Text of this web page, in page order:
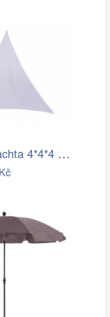
Sluneční plachta 4*4*4 m bílá